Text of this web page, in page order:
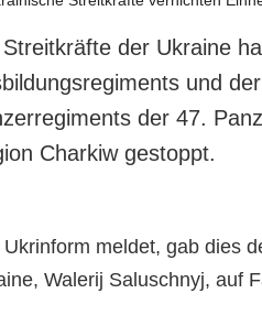
der Ukraine
und
der 47.
Charkiw gestoppt.
Ukrinform meldet, gab dies
Walerij Saluschnyj, auf